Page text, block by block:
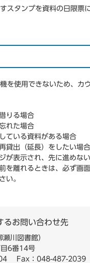
スタンプを資料の日限票
を使用できないため、カ
りる場合
れた場合
ている資料がある場合
貸出（延長）をしたい場合
が表示され、先に進めな
を離れるときは、必ず画
い。
るお問い合わせ先
瀬川図書館
6番14号
Fax：048-487-2039